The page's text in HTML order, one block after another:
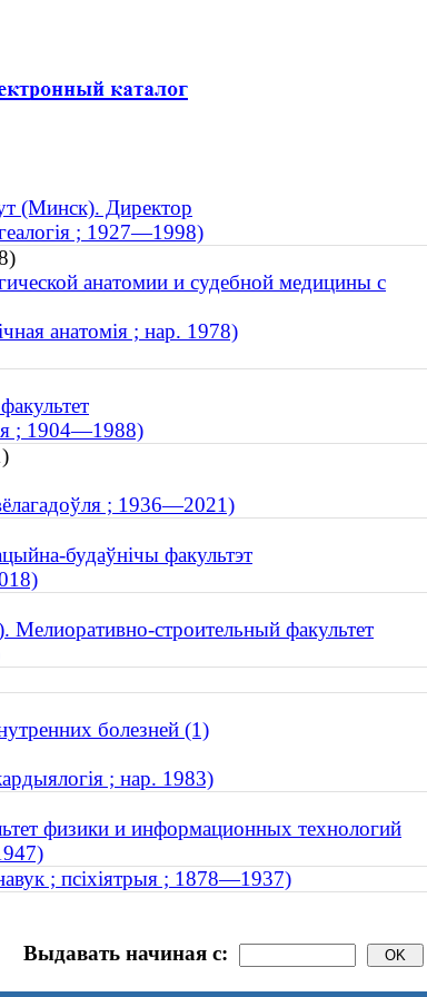
(Минск). Директор
; 1927—1998)
анатомии и судебной медицины с
анатомія ; нар. 1978)
; 1904—1988)
; 1936—2021)
будаўнічы факультэт
Мелиоративно-строительный факультет
болезней (1)
; нар. 1983)
физики и информационных технологий
; псіхіятрыя ; 1878—1937)
Выдавать начиная с: